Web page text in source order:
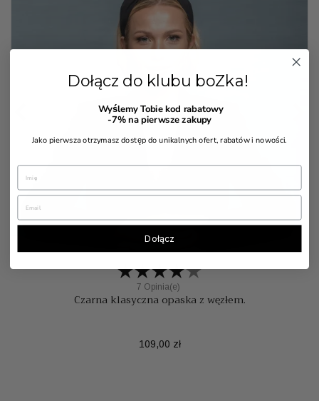
7 Opinia(e)
Czarna klasyczna opaska z węzłem.
Cena
109,00 zł
Dołącz do klubu boZka!
Wyślemy Tobie kod rabatowy
-7%na pierwsze zakupy
Jako pierwsza otrzymasz dostęp do unikalnych ofert, rabatów i nowości.
Dołącz